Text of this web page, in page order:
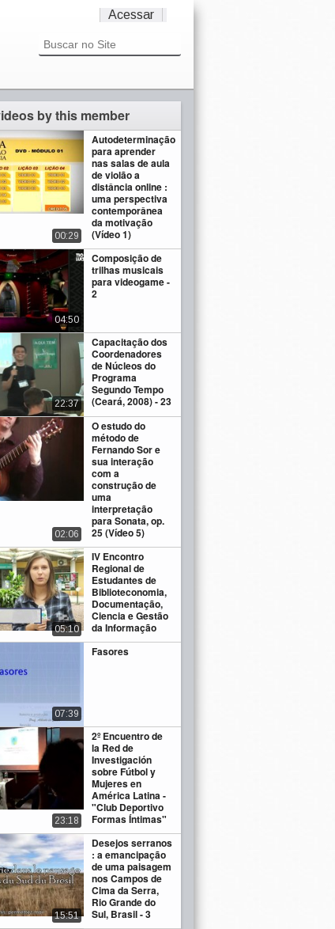
Acessar
by this member
Autodeterminação
para aprender
nas salas de aula
de violão a
distância online :
uma perspectiva
contemporânea
da motivação
(Vídeo 1)
00:29
Composição de
trilhas musicais
para videogame -
2
04:50
Capacitação dos
Coordenadores
de Núcleos do
Programa
Segundo Tempo
(Ceará, 2008) - 23
22:37
O estudo do
método de
Fernando Sor e
sua interação
com a
construção de
uma
interpretação
para Sonata, op.
25 (Vídeo 5)
02:06
IV Encontro
Regional de
Estudantes de
Biblioteconomia,
Documentação,
Ciencia e Gestão
da Informação
05:10
Fasores
07:39
2º Encuentro de
la Red de
Investigación
sobre Fútbol y
Mujeres en
América Latina -
"Club Deportivo
Formas Íntimas"
23:18
Desejos serranos
: a emancipação
de uma paisagem
nos Campos de
Cima da Serra,
Rio Grande do
Sul, Brasil - 3
15:51